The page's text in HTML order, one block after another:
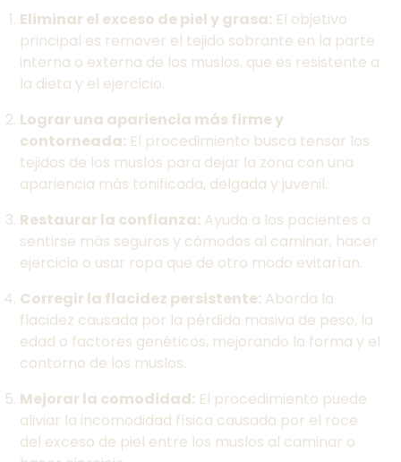
Eliminar el exceso de piel y grasa: El objetivo
principal es remover el tejido sobrante en la parte
interna o externa de los muslos, que es resistente a
la dieta y el ejercicio.
Lograr una apariencia más firme y
contorneada: El procedimiento busca tensar los
tejidos de los muslos para dejar la zona con una
apariencia más tonificada, delgada y juvenil.
Restaurar la confianza: Ayuda a los pacientes a
sentirse más seguros y cómodos al caminar, hacer
ejercicio o usar ropa que de otro modo evitarían.
Corregir la flacidez persistente: Aborda la
flacidez causada por la pérdida masiva de peso, la
edad o factores genéticos, mejorando la forma y el
contorno de los muslos.
Mejorar la comodidad: El procedimiento puede
aliviar la incomodidad física causada por el roce
del exceso de piel entre los muslos al caminar o